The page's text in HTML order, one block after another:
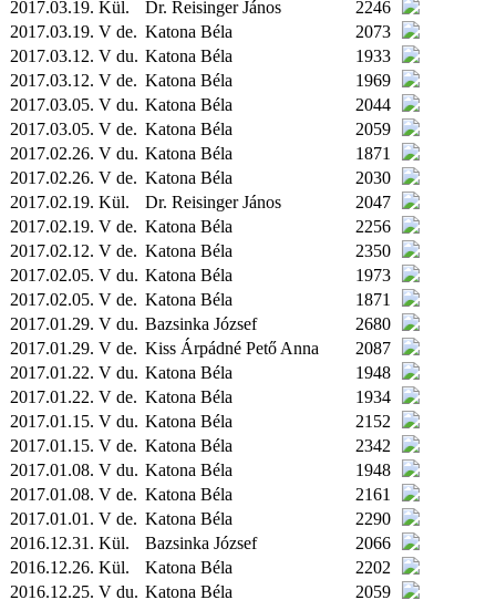
2017.03.19. Kül. Dr. Reisinger János
2246
2017.03.19. V de. Katona Béla
2073
2017.03.12. V du. Katona Béla
1933
2017.03.12. V de. Katona Béla
1969
2017.03.05. V du. Katona Béla
2044
2017.03.05. V de. Katona Béla
2059
2017.02.26. V du. Katona Béla
1871
2017.02.26. V de. Katona Béla
2030
2017.02.19. Kül. Dr. Reisinger János
2047
2017.02.19. V de. Katona Béla
2256
2017.02.12. V de. Katona Béla
2350
2017.02.05. V du. Katona Béla
1973
2017.02.05. V de. Katona Béla
1871
2017.01.29. V du. Bazsinka József
2680
2017.01.29. V de. Kiss Árpádné Pető Anna
2087
2017.01.22. V du. Katona Béla
1948
2017.01.22. V de. Katona Béla
1934
2017.01.15. V du. Katona Béla
2152
2017.01.15. V de. Katona Béla
2342
2017.01.08. V du. Katona Béla
1948
2017.01.08. V de. Katona Béla
2161
2017.01.01. V de. Katona Béla
2290
2016.12.31. Kül. Bazsinka József
2066
2016.12.26. Kül. Katona Béla
2202
2016.12.25. V du. Katona Béla
2059